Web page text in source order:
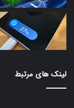
لینک های مرتبط